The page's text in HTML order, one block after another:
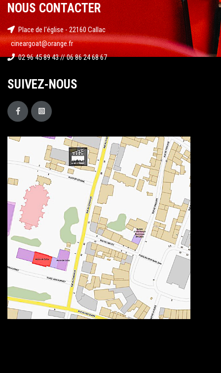
NOUS CONTACTER
Place de l'église - 22160 Callac
cineargoat@orange.fr
02 96 45 89 43 // 06 86 24 68 67
SUIVEZ-NOUS